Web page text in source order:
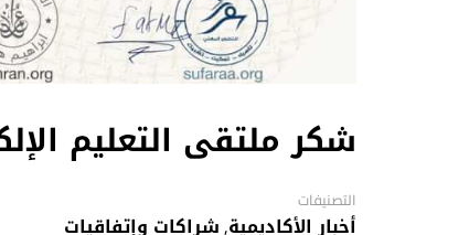
شكر ملتقى التعليم
التصنيفات
أخبار الأكاديمية,شراكات وإتفاقيات